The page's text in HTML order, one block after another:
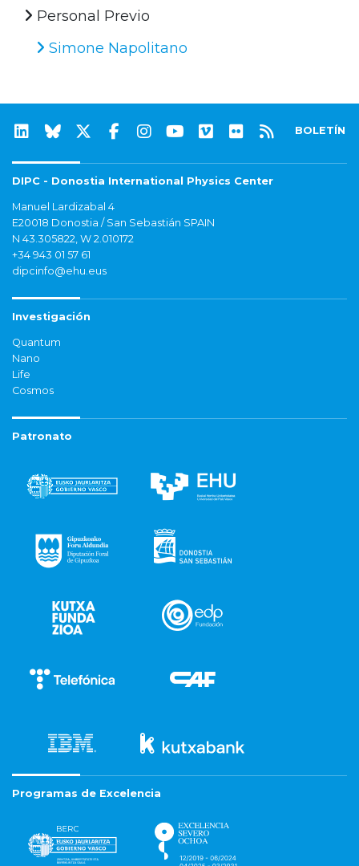
Personal Previo
Simone Napolitano
BOLETÍN
DIPC - Donostia International Physics Center
Manuel Lardizabal 4
E20018 Donostia / San Sebastián SPAIN
N 43.305822, W 2.010172
+34 943 01 57 61
dipcinfo@ehu.eus
Investigación
Quantum
Nano
Life
Cosmos
Patronato
Programas de Excelencia